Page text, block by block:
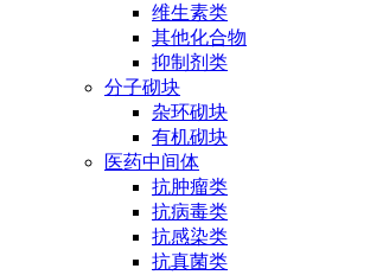
维生素类
其他化合物
抑制剂类
分子砌块
杂环砌块
有机砌块
医药中间体
抗肿瘤类
抗病毒类
抗感染类
抗真菌类